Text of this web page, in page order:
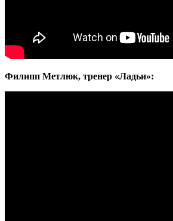
Филипп Метлюк, тренер «Ладьи»: